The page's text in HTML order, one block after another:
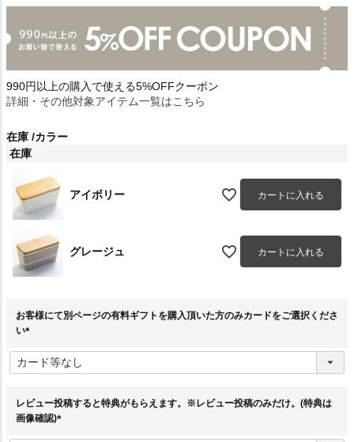
990円以上の購入で使える5%OFFクーポン
詳細・その他対象アイテム一覧はこちら
在庫 カラー
在庫
アイボリー カートに入れる
グレージュ カートに入れる
お客様にて別ページの有料ギフトを購入頂いた方のみカードをご選択くださ
い
必
須
レビュー投稿すると特典がもらえます。※レビュー投稿のみだけ。(特典は
画像確認)